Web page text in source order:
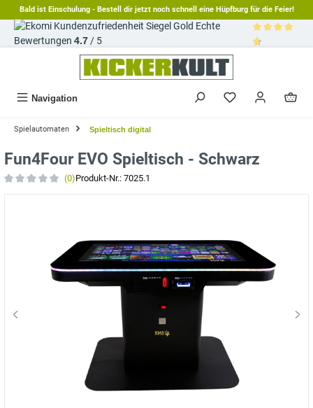
springen
Bald ist Einschulung - Bestell dir jetzt noch schnell eine Hüpfburg für die Feier!
Echte
Bewertungen 4.7/ 5
Navigation
Spielautomaten Spieltisch digital
Fun4Four EVO Spieltisch - Schwarz
(0)Produkt-Nr.: 7025.1